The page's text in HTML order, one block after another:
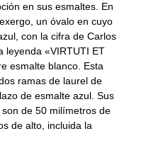
en sus esmaltes. En
un óvalo en cuyo
con la cifra de Carlos
leyenda «VIRTUTI ET
esmalte blanco. Esta
ramas de laurel de
de esmalte azul. Sus
de 50 milímetros de
de alto, incluida la